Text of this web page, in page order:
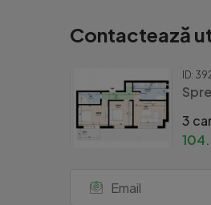
Contactează
ID:
3